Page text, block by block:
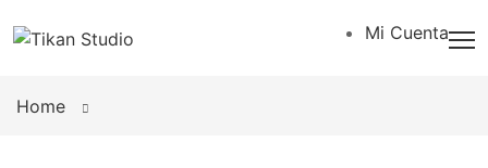
Mi Cuenta
Home